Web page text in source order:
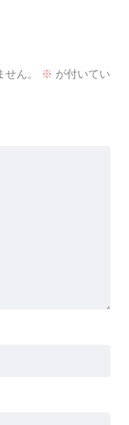
ん。 ※ が付いてい